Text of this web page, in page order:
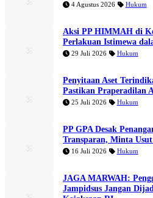
4 Agustus 2026 Hukum
Aksi PP HIMMAH di
Perlakuan Istimewa
29 Juli 2026 Hukum
Penyitaan Aset
Pastikan Praperadilan
25 Juli 2026 Hukum
PP GPA Desak
Transparan, Minta
16 Juli 2026 Hukum
JAGA MARWAH:
Jampidsus Jangan